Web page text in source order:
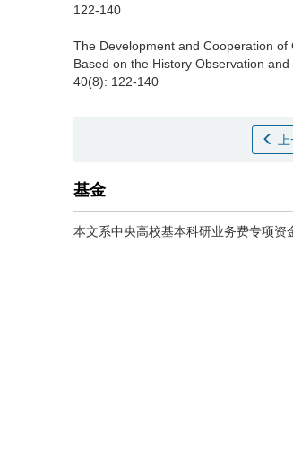
122-140
The Development and Cooperation
Based on the History Observation and
40(8): 122-140
基金
本文系中央高校基本科研业务费专项资